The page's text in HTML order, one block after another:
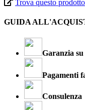
Trova questo
GUIDA
Garanzia
Pagamenti
Consulenza